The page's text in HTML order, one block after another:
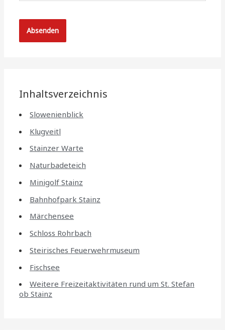
Inhaltsverzeichnis
Slowenienblick
Klugveitl
Stainzer Warte
Naturbadeteich
Minigolf Stainz
Bahnhofpark Stainz
Märchensee
Schloss Rohrbach
Steirisches Feuerwehrmuseum
Fischsee
Weitere Freizeitaktivitäten rund um St. Stefan
ob Stainz